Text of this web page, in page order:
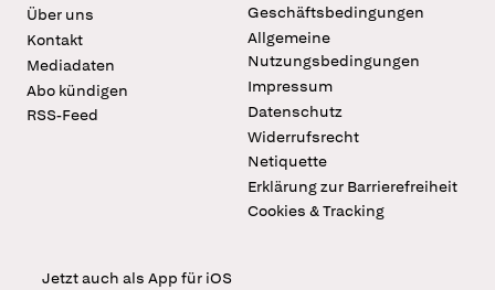
Über uns
Kontakt
Mediadaten
Abo kündigen
RSS-Feed
Geschäftsbedingungen
Allgemeine
Nutzungsbedingungen
Impressum
Datenschutz
Widerrufsrecht
Netiquette
Erklärung zur Barrierefreiheit
Cookies & Tracking
Jetzt auch als App für iOS